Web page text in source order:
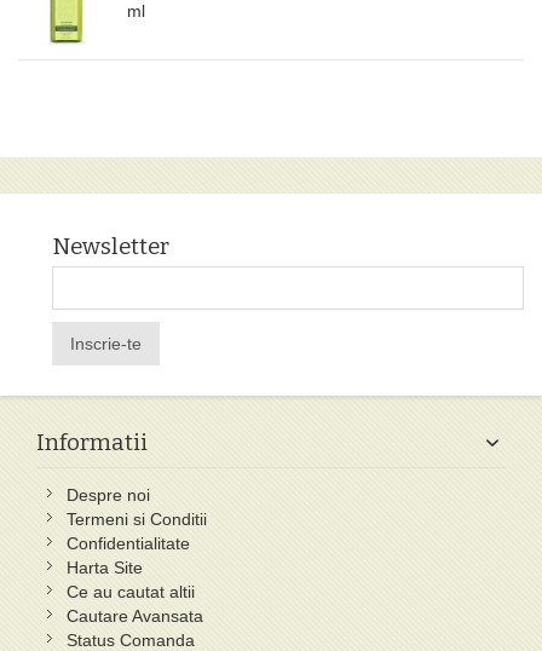
ml
Newsletter
Inscrie-te
Informatii
Despre noi
Termeni si Conditii
Confidentialitate
Harta Site
Ce au cautat altii
Cautare Avansata
Status Comanda